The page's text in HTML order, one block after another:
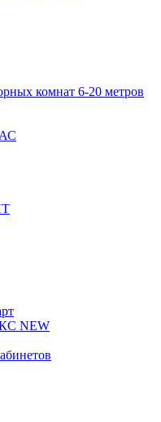
комнат 6-20 метров
NEW